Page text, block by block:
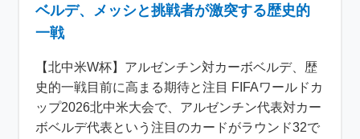
ベルデ、メッシと挑戦者が激突する歴史的
一戦
【北中米W杯】アルゼンチン対カーボベルデ、歴
史的一戦目前に高まる期待と注目 FIFAワールドカ
ップ2026北中米大会で、アルゼンチン代表対カー
ボベルデ代表という注目のカードがラウンド32で